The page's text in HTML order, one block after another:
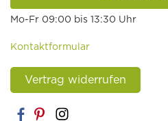
Mo-Fr 09:00 bis 13:30 Uhr
Kontaktformular
Vertrag widerrufen